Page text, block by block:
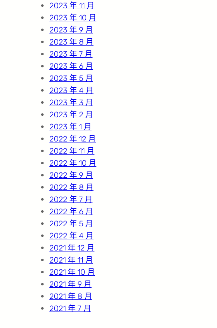
2023 年 11 月
2023 年 10 月
2023 年 9 月
2023 年 8 月
2023 年 7 月
2023 年 6 月
2023 年 5 月
2023 年 4 月
2023 年 3 月
2023 年 2 月
2023 年 1 月
2022 年 12 月
2022 年 11 月
2022 年 10 月
2022 年 9 月
2022 年 8 月
2022 年 7 月
2022 年 6 月
2022 年 5 月
2022 年 4 月
2021 年 12 月
2021 年 11 月
2021 年 10 月
2021 年 9 月
2021 年 8 月
2021 年 7 月